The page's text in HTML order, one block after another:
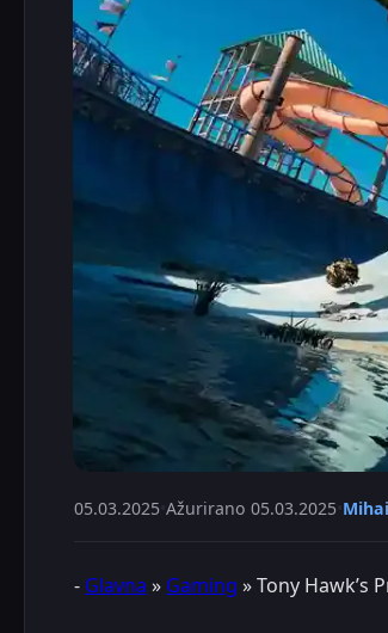
05.03.2025 Ažurirano 05.03.2025
- Glavna » Gaming »Tony Hawk’s